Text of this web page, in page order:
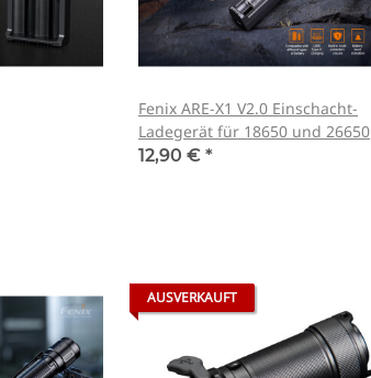
Fenix ARE-X1 V2.0 Einschacht-
Ladegerät für 18650 und 26650
12,90 € *
AUSVERKAUFT